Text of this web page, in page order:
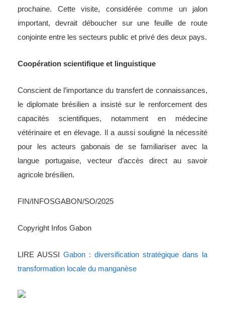
prochaine. Cette visite, considérée comme un jalon
important, devrait déboucher sur une feuille de route
conjointe entre les secteurs public et privé des deux pays.
Coopération scientifique et linguistique
Conscient de l’importance du transfert de connaissances,
le diplomate brésilien a insisté sur le renforcement des
capacités scientifiques, notamment en médecine
vétérinaire et en élevage. Il a aussi souligné la nécessité
pour les acteurs gabonais de se familiariser avec la
langue portugaise, vecteur d’accès direct au savoir
agricole brésilien.
FIN/INFOSGABON/SO/2025
Copyright Infos Gabon
LIRE AUSSI Gabon : diversification stratégique dans la
transformation locale du manganèse